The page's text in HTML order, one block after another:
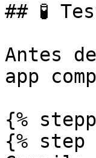
## 🧪
Antes
app
{%
{% step